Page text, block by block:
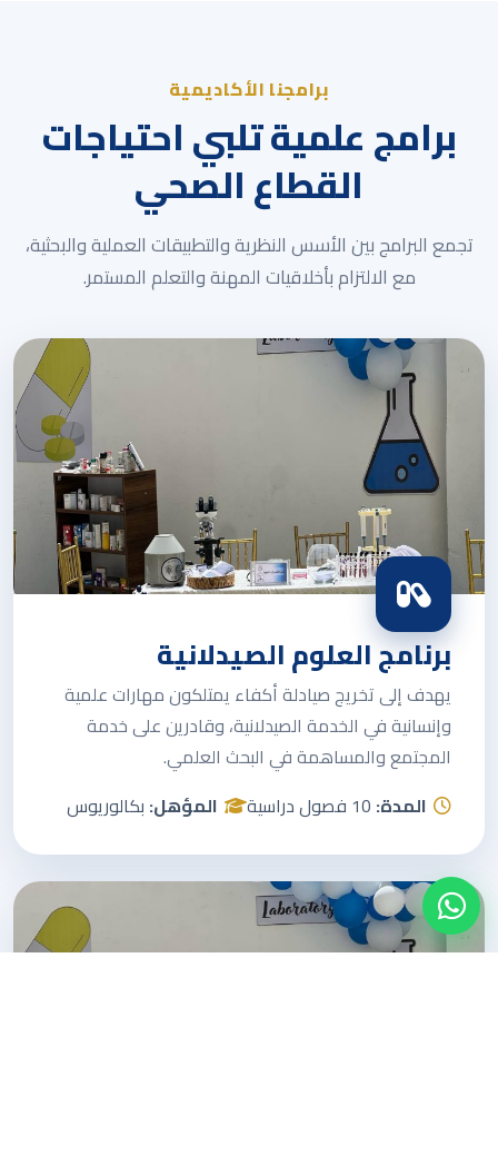
برامجنا الأكاديمية
برامج علمية تلبي احتياجات
القطاع الصحي
تجمع البرامج بين الأسس النظرية والتطبيقات العملية والبحثية،
مع الالتزام بأخلاقيات المهنة والتعلم المستمر.
برنامج العلوم الصيدلانية
يهدف إلى تخريج صيادلة أكفاء يمتلكون مهارات علمية
وإنسانية في الخدمة الصيدلانية، وقادرين على خدمة
المجتمع والمساهمة في البحث العلمي.
المدة:10 فصول دراسية المؤهل:بكالوريوس